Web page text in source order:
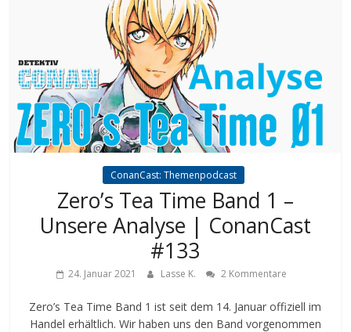
ConanCast: Themenpodcast
Zero’s Tea Time Band 1 –
Unsere Analyse | ConanCast
#133
24. Januar 2021 Lasse K. 2 Kommentare
Zero’s Tea Time Band 1 ist seit dem 14. Januar offiziell im
Handel erhältlich. Wir haben uns den Band vorgenommen